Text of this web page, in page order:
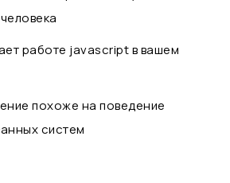
работе javascript в вашем
похоже на поведение
систем